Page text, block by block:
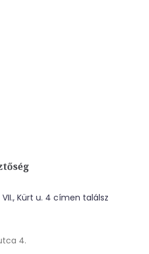
Kürt u. 4 címen találsz
4.